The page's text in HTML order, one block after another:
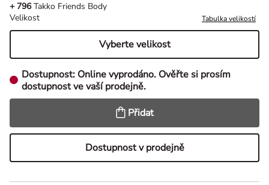
+ 796Takko Friends Body
Velikost
Tabulka velikostí
Vyberte velikost
Dostupnost: Online vyprodáno. Ověřte si prosím
dostupnost ve vaší prodejně.
Přidat
Dostupnost v prodejně